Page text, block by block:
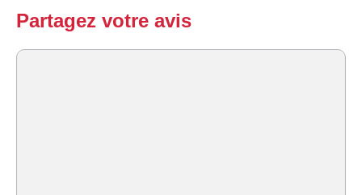
Partagez votre avis
Commentaire